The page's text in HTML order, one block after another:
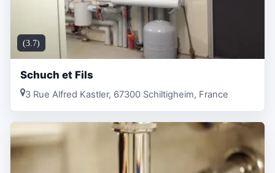
(3.7)
Schuch et Fils
3 Rue Alfred Kastler, 67300 Schiltigheim, France